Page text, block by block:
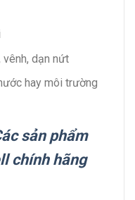
vênh, dạn nứt
hay môi trường
sản phẩm
chính hãng